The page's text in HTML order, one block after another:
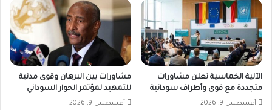
الآلية الخماسية تعلن مشاورات
متجددة مع قوى وأطراف سودانية
أغسطس 9, 2026
مشاورات بين البرهان وقوى مدنية
للتمهيد لمؤتمر الحوار السوداني
أغسطس 9, 2026